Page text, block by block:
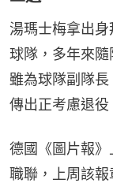
湯瑪士梅拿出
球隊，多年來隨
雖為球隊副隊
傳出正考慮退役
德國《圖片報
職聯，上周該